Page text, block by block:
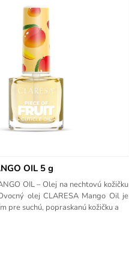
OIL 5 g
OIL – Olej na nechtovú kožičku
olej CLARESA Mango Oil je
pre suchú, popraskanú kožičku a